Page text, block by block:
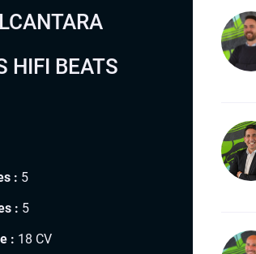
HIFI BEATS
: 5
: 5
: 18 CV